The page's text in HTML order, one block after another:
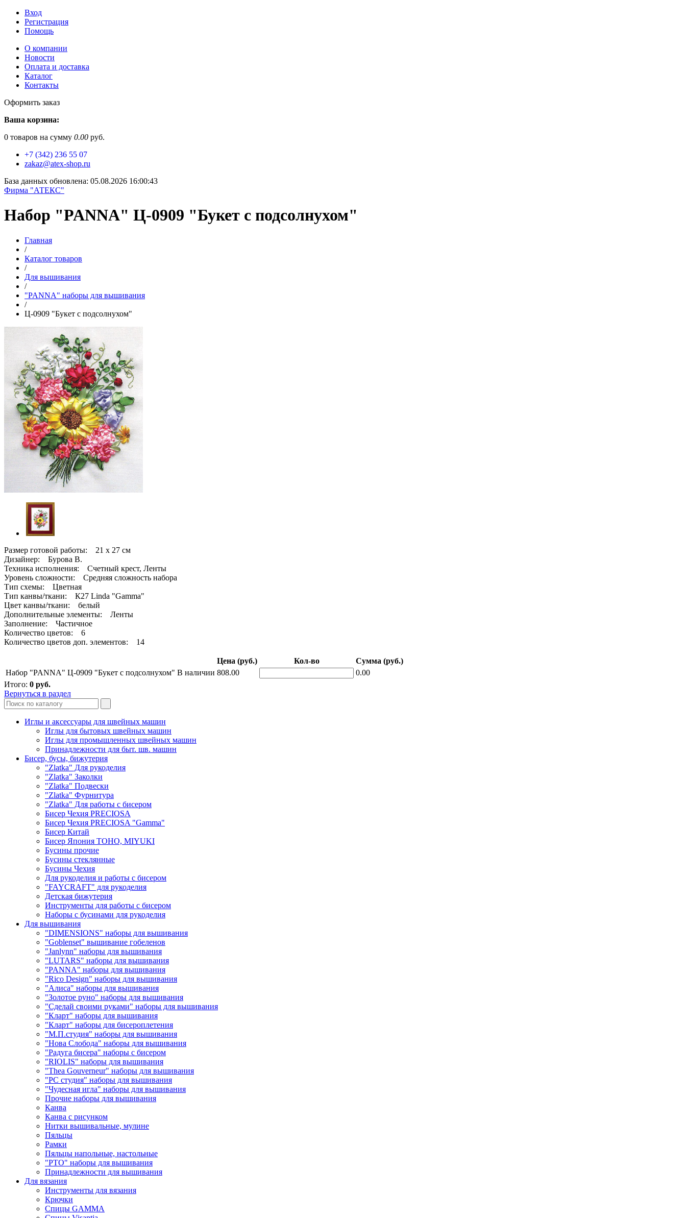
Вход
Регистрация
Помощь
О компании
Новости
Оплата и доставка
Каталог
Контакты
Оформить заказ
Ваша корзина:
0 товаров на сумму 0.00 руб.
+7 (342) 236 55 07
zakaz@atex-shop.ru
База данных обновлена: 05.08.2026 16:00:43
Фирма "АТЕКС"
Набор "PANNA" Ц-0909 "Букет с подсолнухом"
Главная
/
Каталог товаров
/
Для вышивания
/
"PANNA" наборы для вышивания
/
Ц-0909 "Букет с подсолнухом"
Размер готовой работы: 21 x 27 см
Дизайнер: Бурова В.
Техника исполнения: Счетный крест, Ленты
Уровень сложности: Средняя сложность набора
Тип схемы: Цветная
Тип канвы/ткани: К27 Linda "Gamma"
Цвет канвы/ткани: белый
Дополнительные элементы: Ленты
Заполнение: Частичное
Количество цветов: 6
Количество цветов доп. элементов: 14
Цена (руб.) Кол-во
Сумма (руб.)
Набор "PANNA" Ц-0909 "Букет с подсолнухом" В наличии 808.00
0.00
Итого: 0 руб.
Вернуться в раздел
Иглы и аксессуары для швейных машин
Иглы для бытовых швейных машин
Иглы для промышленных швейных машин
Принадлежности для быт. шв. машин
Бисер, бусы, бижутерия
"Zlatka" Для рукоделия
"Zlatka" Заколки
"Zlatka" Подвески
"Zlatka" Фурнитура
"Zlatka" Для работы с бисером
Бисер Чехия PRECIOSA
Бисер Чехия PRECIOSA "Gamma"
Бисер Китай
Бисер Япония TOHO, MIYUKI
Бусины прочие
Бусины стеклянные
Бусины Чехия
Для рукоделия и работы с бисером
"FAYCRAFT" для рукоделия
Детская бижутерия
Инструменты для работы с бисером
Наборы с бусинами для рукоделия
Для вышивания
"DIMENSIONS" наборы для вышивания
"Goblenset" вышивание гобеленов
"Janlynn" наборы для вышивания
"LUTARS" наборы для вышивания
"PANNA" наборы для вышивания
"Rico Design" наборы для вышивания
"Алиса" наборы для вышивания
"Золотое руно" наборы для вышивания
"Сделай своими руками" наборы для вышивания
"Кларт" наборы для вышивания
"Кларт" наборы для бисероплетения
"М.П.студия" наборы для вышивания
"Нова Слобода" наборы для вышивания
"Радуга бисера" наборы с бисером
"RIOLIS" наборы для вышивания
"Thea Gouverneur" наборы для вышивания
"РС студия" наборы для вышивания
"Чудесная игла" наборы для вышивания
Прочие наборы для вышивания
Канва
Канва с рисунком
Нитки вышивальные, мулине
Пяльцы
Рамки
Пяльцы напольные, настольные
"РТО" наборы для вышивания
Принадлежности для вышивания
Для вязания
Инструменты для вязания
Крючки
Спицы GAMMA